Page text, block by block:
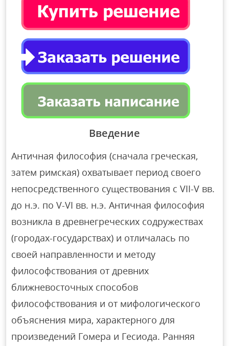
Введение
Античная философия (сначала греческая,
затем римская) охватывает период своего
непосредственного существования с VII-V вв.
до н.э. по V-VI вв. н.э. Античная философия
возникла в древнегреческих содружествах
(городах-государствах) и отличалась по
своей направленности и методу
философствования от древних
ближневосточных способов
философствования и от мифологического
объяснения мира, характерного для
произведений Гомера и Гесиода. Ранняя